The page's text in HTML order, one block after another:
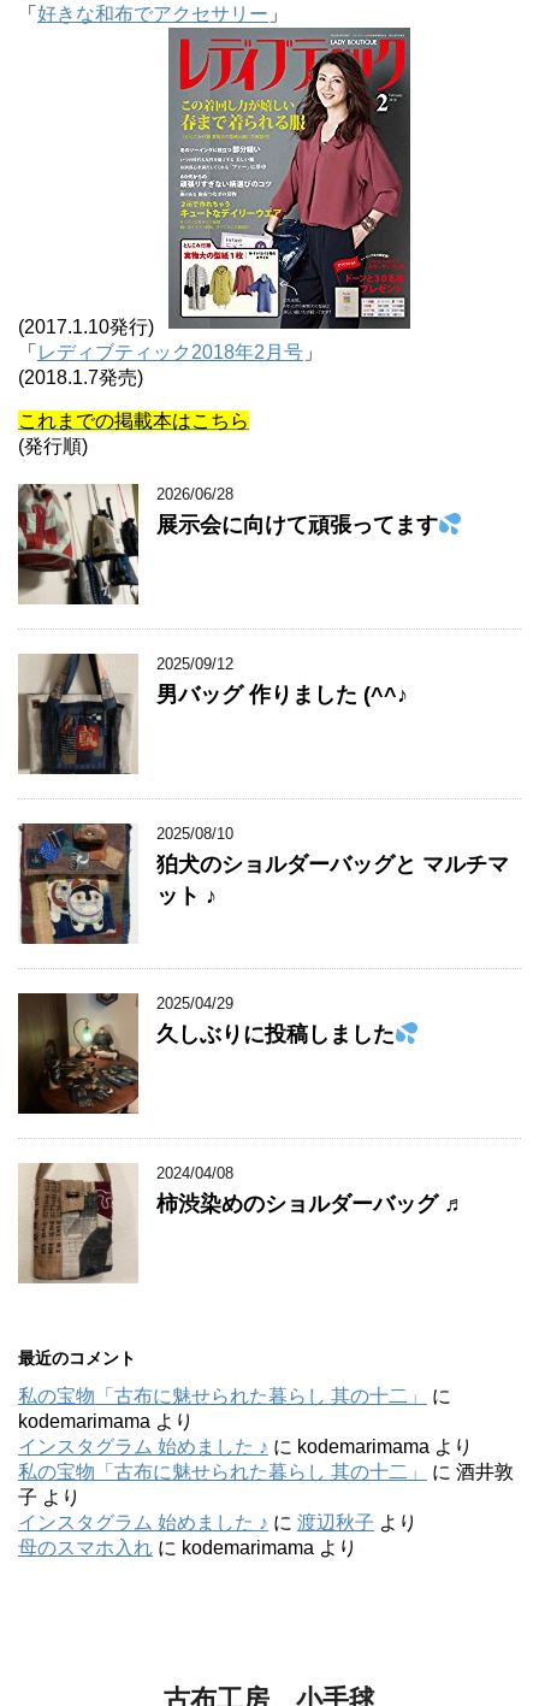
「 好きな和布でアクセサリー 」
(2017.1.10発行)
「 レディブティック2018年2月号 」
(2018.1.7発売)
これまでの掲載本はこちら
(発行順)
2026/06/28
展示会に向けて頑張ってます
2025/09/12
男バッグ 作りました (^^♪
2025/08/10
狛犬のショルダーバッグと マルチマ
ット ♪
2025/04/29
久しぶりに投稿しました
2024/04/08
柿渋染めのショルダーバッグ ♬
最近のコメント
私の宝物「古布に魅せられた暮らし 其の十二」
に
kodemarimama より
インスタグラム 始めました ♪ に kodemarimama より
私の宝物「古布に魅せられた暮らし 其の十二」
に 酒井敦
子 より
インスタグラム 始めました ♪ に 渡辺秋子 より
母のスマホ入れ に kodemarimama より
古布工房 小手毬